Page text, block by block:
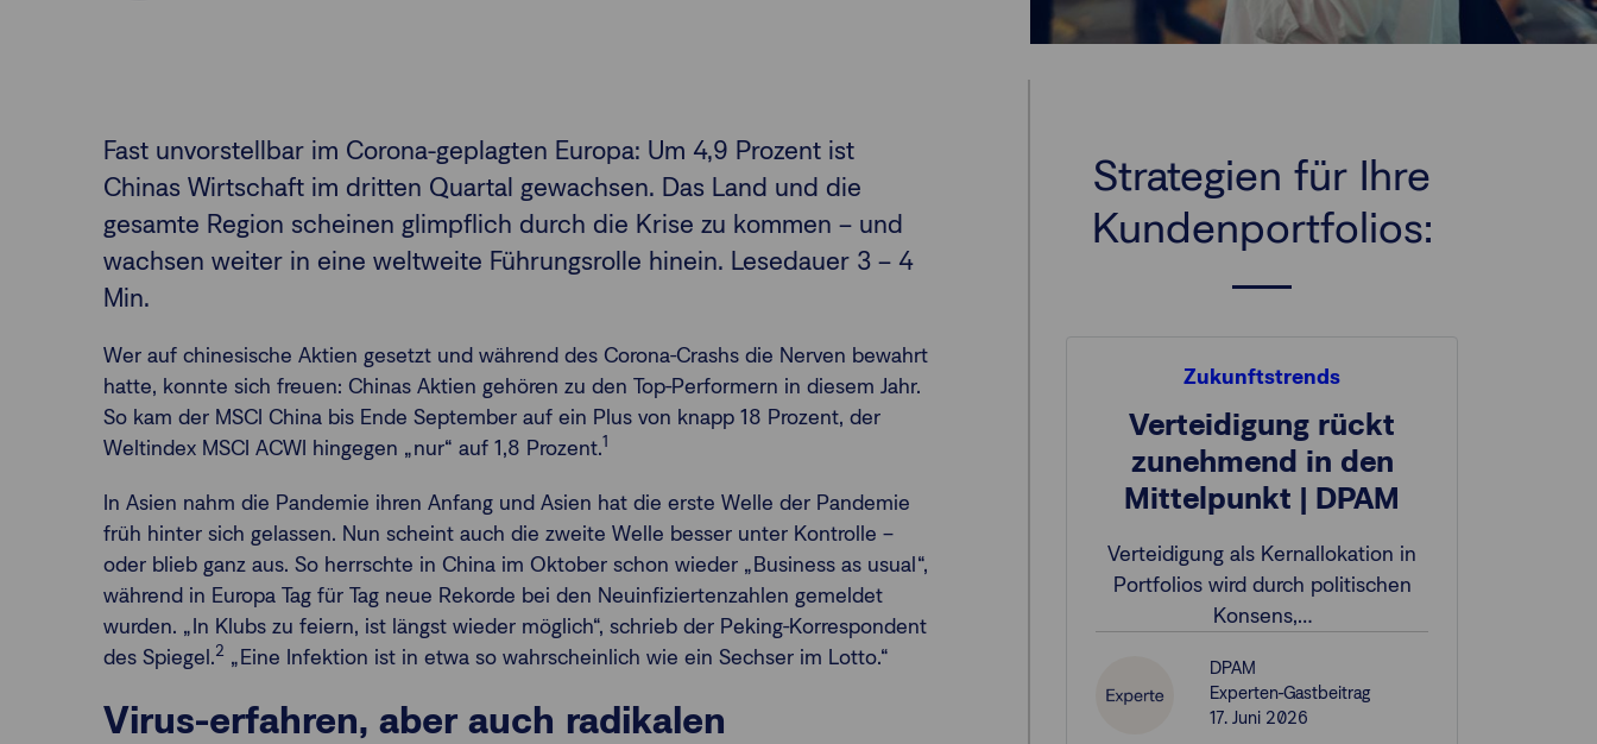
Fast unvorstellbar im Corona-geplagten Europa: Um 4,9 Prozent ist
Chinas Wirtschaft im dritten Quartal gewachsen. Das Land und die
gesamte Region scheinen glimpflich durch die Krise zu kommen – und
wachsen weiter in eine weltweite Führungsrolle hinein. Lesedauer 3 – 4
Min.
Wer auf chinesische Aktien gesetzt und während des Corona-Crashs die Nerven bewahrt
hatte, konnte sich freuen: Chinas Aktien gehören zu den Top-Performern in diesem Jahr.
So kam der MSCI China bis Ende September auf ein Plus von knapp 18 Prozent, der
Weltindex MSCI ACWI hingegen „nur“ auf 1,8 Prozent.1
In Asien nahm die Pandemie ihren Anfang und Asien hat die erste Welle der Pandemie
früh hinter sich gelassen. Nun scheint auch die zweite Welle besser unter Kontrolle –
oder blieb ganz aus. So herrschte in China im Oktober schon wieder „Business as usual“,
während in Europa Tag für Tag neue Rekorde bei den Neuinfiziertenzahlen gemeldet
wurden. „In Klubs zu feiern, ist längst wieder möglich“, schrieb der Peking-Korrespondent
des Spiegel.2 „Eine Infektion ist in etwa so wahrscheinlich wie ein Sechser im Lotto.“
Virus-erfahren, aber auch radikalen
Strategien für Ihre
Kundenportfolios:
Zukunftstrends
Verteidigung rückt
zunehmend in den
Mittelpunkt | DPAM
Verteidigung als Kernallokation in
Portfolios wird durch politischen
Konsens,…
DPAM
Experten-Gastbeitrag
17. Juni 2026